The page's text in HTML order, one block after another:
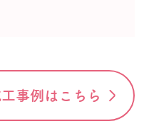
事例はこちら